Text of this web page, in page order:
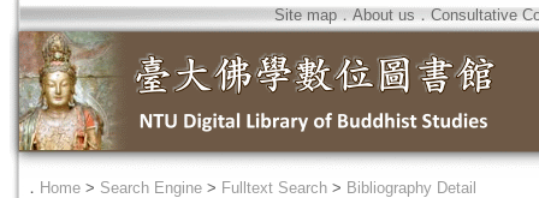
Site map．About us ． Consultative
． Home > Search Engine > Fulltext Search > Bibliography Detail